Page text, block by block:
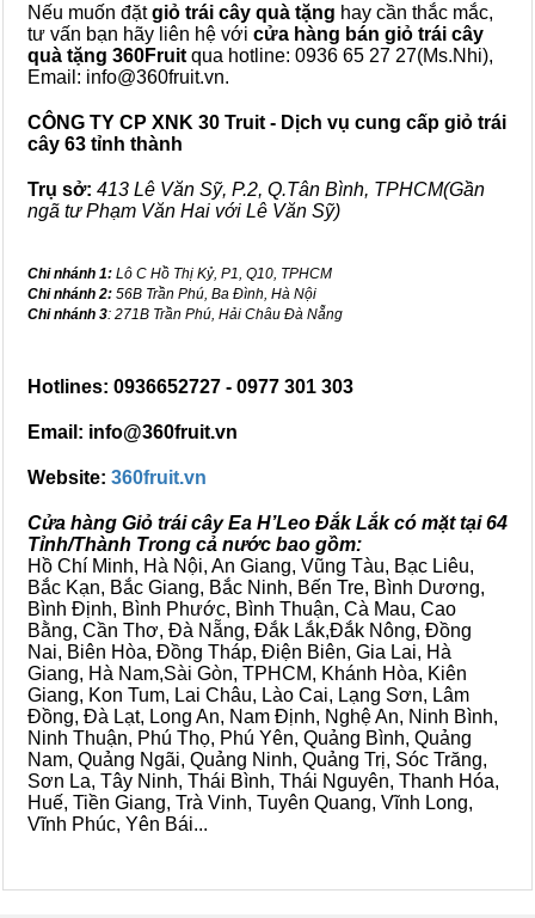
Nếu muốn đặtgiỏ trái cây quà tặng hay cần thắc mắc,
tư vấn bạn hãy liên hệ với cửa hàng bán giỏ trái cây
quà tặng 360Fruit qua hotline: 0936 65 27 27(Ms.Nhi),
Email: info@360fruit.vn.
CÔNG TY CP XNK 30 Truit - Dịch vụ cung cấp giỏ trái
cây 63 tỉnh thành
Trụ sở: 413 Lê Văn Sỹ, P.2, Q.Tân Bình, TPHCM(Gần
ngã tư Phạm Văn Hai với Lê Văn Sỹ)
Chi nhánh 1: Lô C Hồ Thị Kỷ, P1, Q10, TPHCM
Chi nhánh 2: 56B Trần Phú, Ba Đình, Hà Nội
Chi nhánh 3: 271B Trần Phú, Hải Châu Đà Nẵng
Hotlines: 0936652727 - 0977 301 303
Email: info@360fruit.vn
Website: 360fruit.vn
Cửa hàng Giỏ trái cây Ea H’Leo Đắk Lắk có mặt tại 64
Tỉnh/Thành Trong cả nước bao gồm:
Hồ Chí Minh, Hà Nội, An Giang, Vũng Tàu, Bạc Liêu,
Bắc Kạn, Bắc Giang, Bắc Ninh, Bến Tre, Bình Dương,
Bình Định, Bình Phước, Bình Thuận, Cà Mau, Cao
Bằng, Cần Thơ, Đà Nẵng, Đắk Lắk,Đắk Nông, Đồng
Nai, Biên Hòa, Đồng Tháp, Điện Biên, Gia Lai, Hà
Giang, Hà Nam,Sài Gòn, TPHCM, Khánh Hòa, Kiên
Giang, Kon Tum, Lai Châu, Lào Cai, Lạng Sơn, Lâm
Đồng, Đà Lạt, Long An, Nam Định, Nghệ An, Ninh Bình,
Ninh Thuận, Phú Thọ, Phú Yên, Quảng Bình, Quảng
Nam, Quảng Ngãi, Quảng Ninh, Quảng Trị, Sóc Trăng,
Sơn La, Tây Ninh, Thái Bình, Thái Nguyên, Thanh Hóa,
Huế, Tiền Giang, Trà Vinh, Tuyên Quang, Vĩnh Long,
Vĩnh Phúc, Yên Bái...